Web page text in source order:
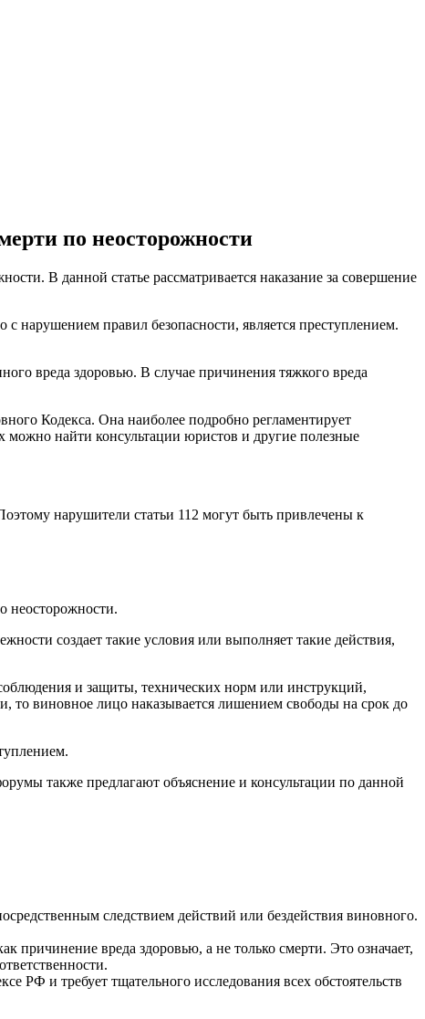
по неосторожности
В данной статье рассматривается наказание за совершение
нарушением правил безопасности, является преступлением.
вреда здоровью. В случае причинения тяжкого вреда
Кодекса. Она наиболее подробно регламентирует
можно найти консультации юристов и другие полезные
нарушители статьи 112 могут быть привлечены к
неосторожности.
создает такие условия или выполняет такие действия,
и защиты, технических норм или инструкций,
виновное лицо наказывается лишением свободы на срок до
также предлагают объяснение и консультации по данной
следствием действий или бездействия виновного.
причинение вреда здоровью, а не только смерти. Это означает,
РФ и требует тщательного исследования всех обстоятельств